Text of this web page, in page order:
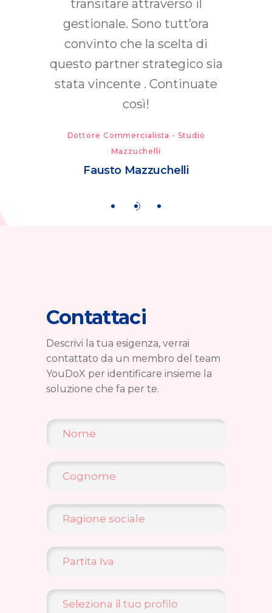
transitare attraverso il
gestionale. Sono tutt’ora
convinto che la scelta di
questo partner strategico sia
stata vincente . Continuate
così!
Dottore Commercialista - Studio
Mazzuchelli
Fausto Mazzuchelli
Contattaci
Descrivi la tua esigenza, verrai
contattato da un membro del team
YouDoX per identificare insieme la
soluzione che fa per te.